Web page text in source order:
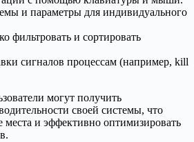
и параметры для индивидуального
фильтровать и сортировать
сигналов процессам (например, kill
могут получить
своей системы, что
места и эффективно оптимизировать